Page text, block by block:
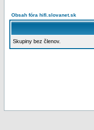
Obsah fóra hifi.slovanet.sk
Skupiny bez členov.